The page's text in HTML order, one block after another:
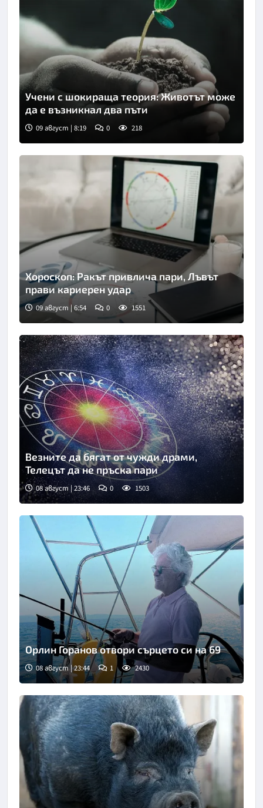
Снимка: Пиксабей
Учени с шокираща теория: Животът може
да е възникнал два пъти
09 август | 8:19 0 218
Хороскоп: Ракът привлича пари, Лъвът
прави кариерен удар
09 август | 6:54 0 1551
Везните да бягат от чужди драми,
Телецът да не пръска пари
08 август | 23:46 0 1503
Орлин Горанов отвори сърцето си на 69
08 август | 23:44 1 2430